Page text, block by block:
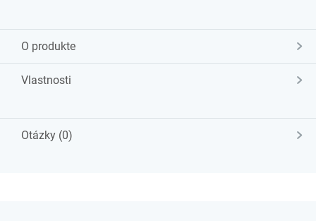
O produkte
Vlastnosti
Otázky (0)